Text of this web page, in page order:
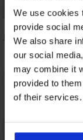
We use cookies
provide social
We also share
our social
may combine it
provided to
of their services.
Klassieke slip My
Pizzo met hoge
9,29 €